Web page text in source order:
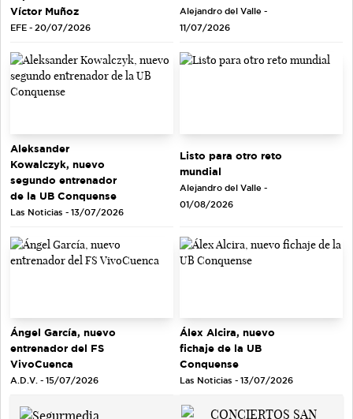
Víctor Muñoz
EFE - 20/07/2026
Alejandro del Valle -
11/07/2026
Aleksander
Kowalczyk, nuevo
segundo entrenador
de la UB Conquense
Las Noticias - 13/07/2026
Listo para otro reto
mundial
Alejandro del Valle -
01/08/2026
Ángel García, nuevo
entrenador del FS
VivoCuenca
A.D.V. - 15/07/2026
Álex Alcira, nuevo
fichaje de la UB
Conquense
Las Noticias - 13/07/2026